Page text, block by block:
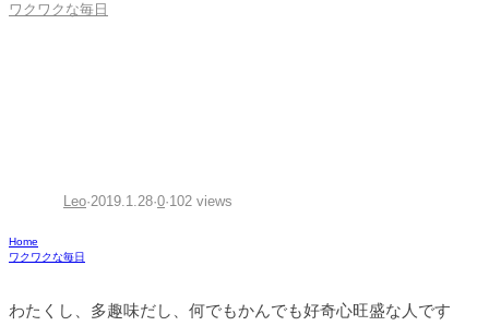
ワクワクな毎日
Leo·2019.1.28·0·102 views
Home
ワクワクな毎日
わたくし、多趣味だし、何でもかんでも好奇心旺盛な人です